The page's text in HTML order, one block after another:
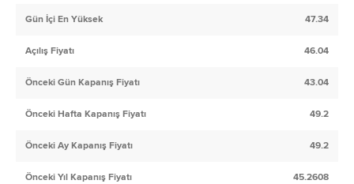
Gün İçi En Yüksek 47.34
Açılış Fiyatı 46.04
Önceki Gün Kapanış Fiyatı 43.04
Önceki Hafta Kapanış Fiyatı 49.2
Önceki Ay Kapanış Fiyatı 49.2
Önceki Yıl Kapanış Fiyatı 45.2608